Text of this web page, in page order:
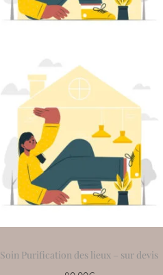
Soin Purification des lieux – sur devis